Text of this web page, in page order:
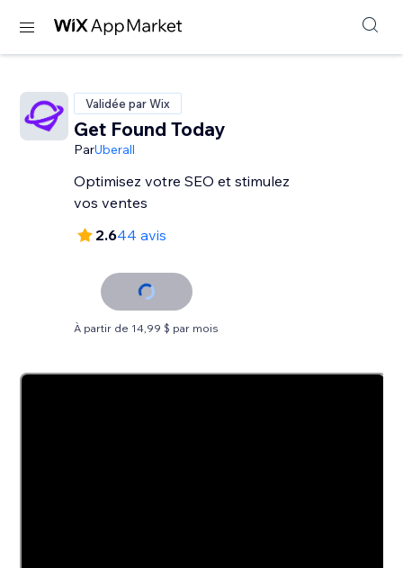
Validée par Wix
Get Found Today
ParUberall
Optimisez votre SEO et stimulez
vos ventes
2.644 avis
À partir de 14,99 $ par mois